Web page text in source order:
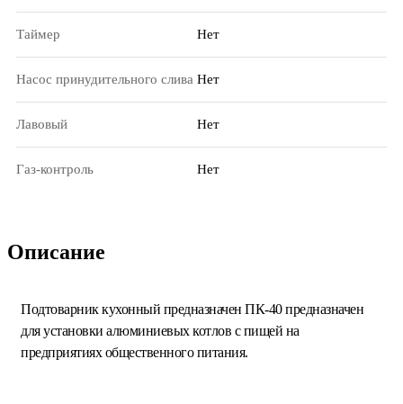
Таймер Нет
Насос принудительного слива Нет
Лавовый Нет
Газ-контроль Нет
Описание
Подтоварник кухонный предназначен ПК-40 предназначен
для установки алюминиевых котлов с пищей на
предприятиях общественного питания.